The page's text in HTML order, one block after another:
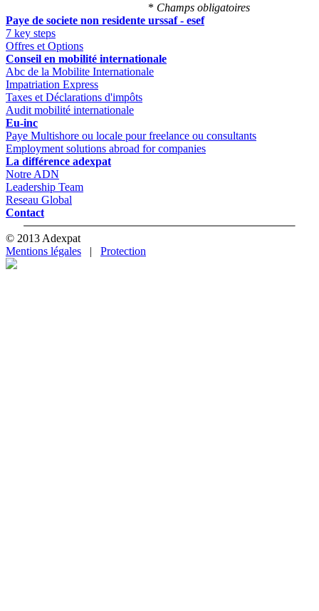
* Champs obligatoires
Paye de societe non residente urssaf - esef
7 key steps
Offres et Options
Conseil en mobilité internationale
Abc de la Mobilite Internationale
Impatriation Express
Taxes et Déclarations d'impôts
Audit mobilité internationale
Eu-inc
Paye Multishore ou locale pour freelance ou consultants
Employment solutions abroad for companies
La différence adexpat
Notre ADN
Leadership Team
Reseau Global
Contact
© 2013 Adexpat
Mentions légales | Protection